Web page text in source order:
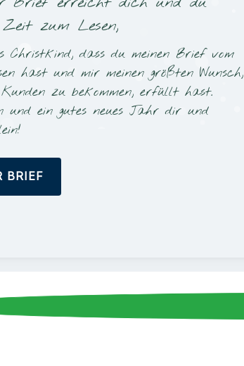
zum Lesen,
Christkind, dass du meinen Brief vom
hast und mir meinen größten Wunsch,
zu bekommen, erfüllt hast.
und ein gutes neues Jahr dir und
BRIEF